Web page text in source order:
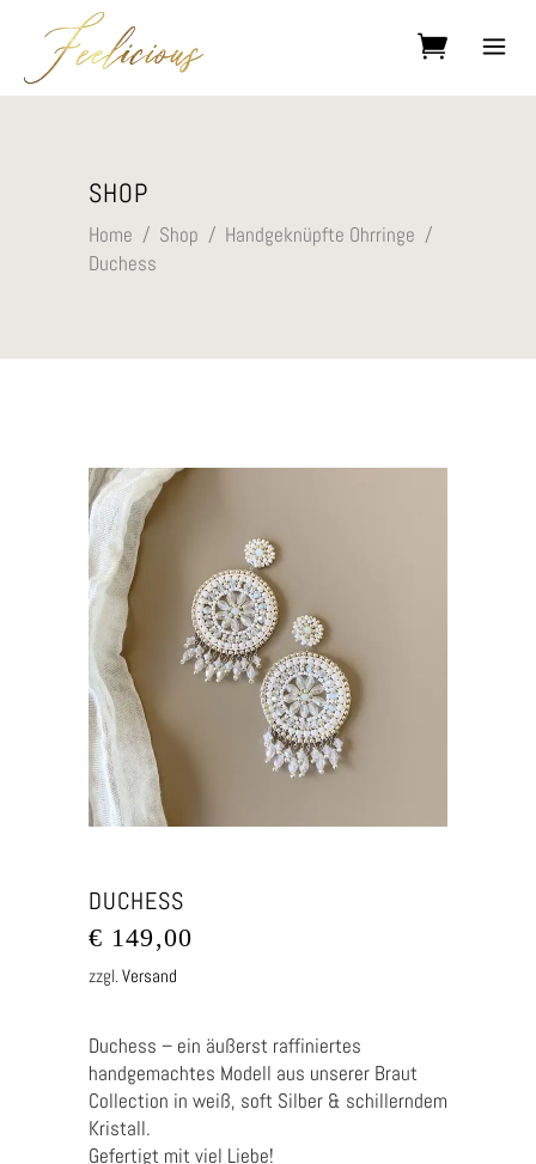
SHOP
Home / Shop / Handgeknüpfte Ohrringe /
Duchess
DUCHESS
€ 149,00
zzgl.Versand
Duchess – ein äußerst raffiniertes
handgemachtes Modell aus unserer Braut
Collection in weiß, soft Silber & schillerndem
Kristall.
Gefertigt mit viel Liebe!